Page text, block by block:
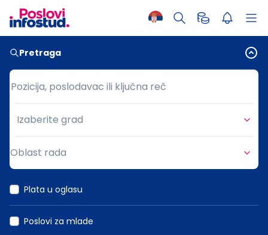
Pretraga
Pozicija, poslodavac ili ključna reč
Pozicija, poslodavac ili ključna reč
Grad
Izaberite grad
Oblast rada
Plata u oglasu
Poslovi za mlade